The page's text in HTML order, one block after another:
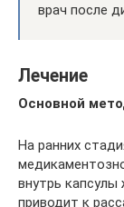
врач после
Лечение
Основной
На ранних
внутрь капсулы
приводит к